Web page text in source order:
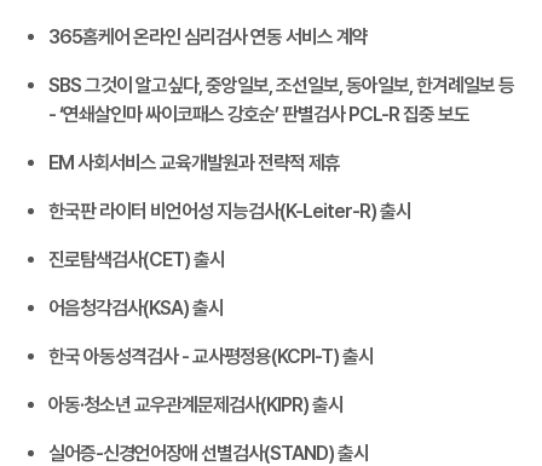
365홈케어 온라인 심리검사 연동 서비스 계약
SBS 그것이 알고싶다, 중앙일보, 조선일보, 동아일보, 한겨례일보 등
- ‘연쇄살인마 싸이코패스 강호순’ 판별검사 PCL-R 집중 보도
EM 사회서비스 교육개발원과 전략적 제휴
한국판 라이터 비언어성 지능검사(K-Leiter-R) 출시
진로탐색검사(CET) 출시
어음청각검사(KSA) 출시
한국 아동성격검사 - 교사평정용(KCPI-T) 출시
아동·청소년 교우관계문제검사(KIPR) 출시
실어증-신경언어장애 선별검사(STAND) 출시